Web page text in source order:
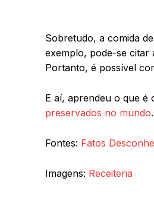
Sobretudo, a comida
exemplo, pode-se citar
Portanto, é possível
E aí, aprendeu o que é
preservados no mundo.
Fontes: Fatos
Imagens: Receiteria